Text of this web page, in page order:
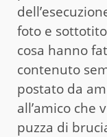
foto e
cosa hanno
contenuto
postato da
all’amico che
puzza di